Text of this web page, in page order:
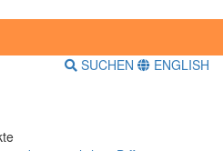
SUCHEN ENGLISH